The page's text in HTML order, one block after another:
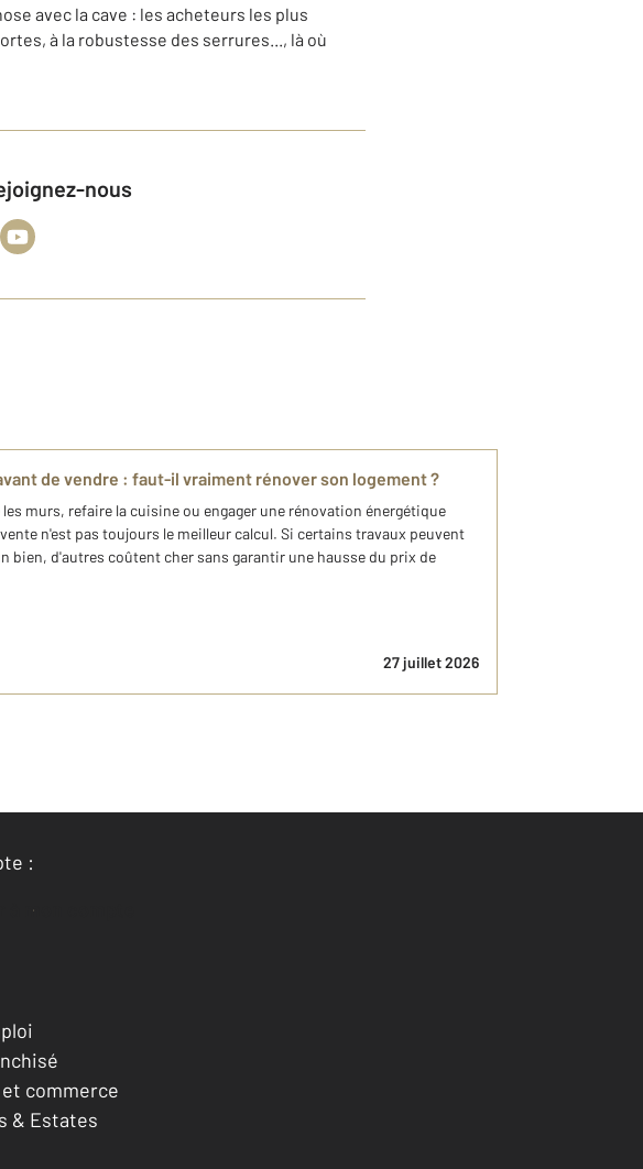
avec la cave : les acheteurs les plus
à la robustesse des serrures..., là où
nous
de vendre : faut-il vraiment rénover son logement ?
les murs, refaire la cuisine ou engager une rénovation énergétique
n'est pas toujours le meilleur calcul. Si certains travaux peuvent
bien, d'autres coûtent cher sans garantir une hausse du prix de
27 juillet 2026
:
à mon compte
commerce
& Estates